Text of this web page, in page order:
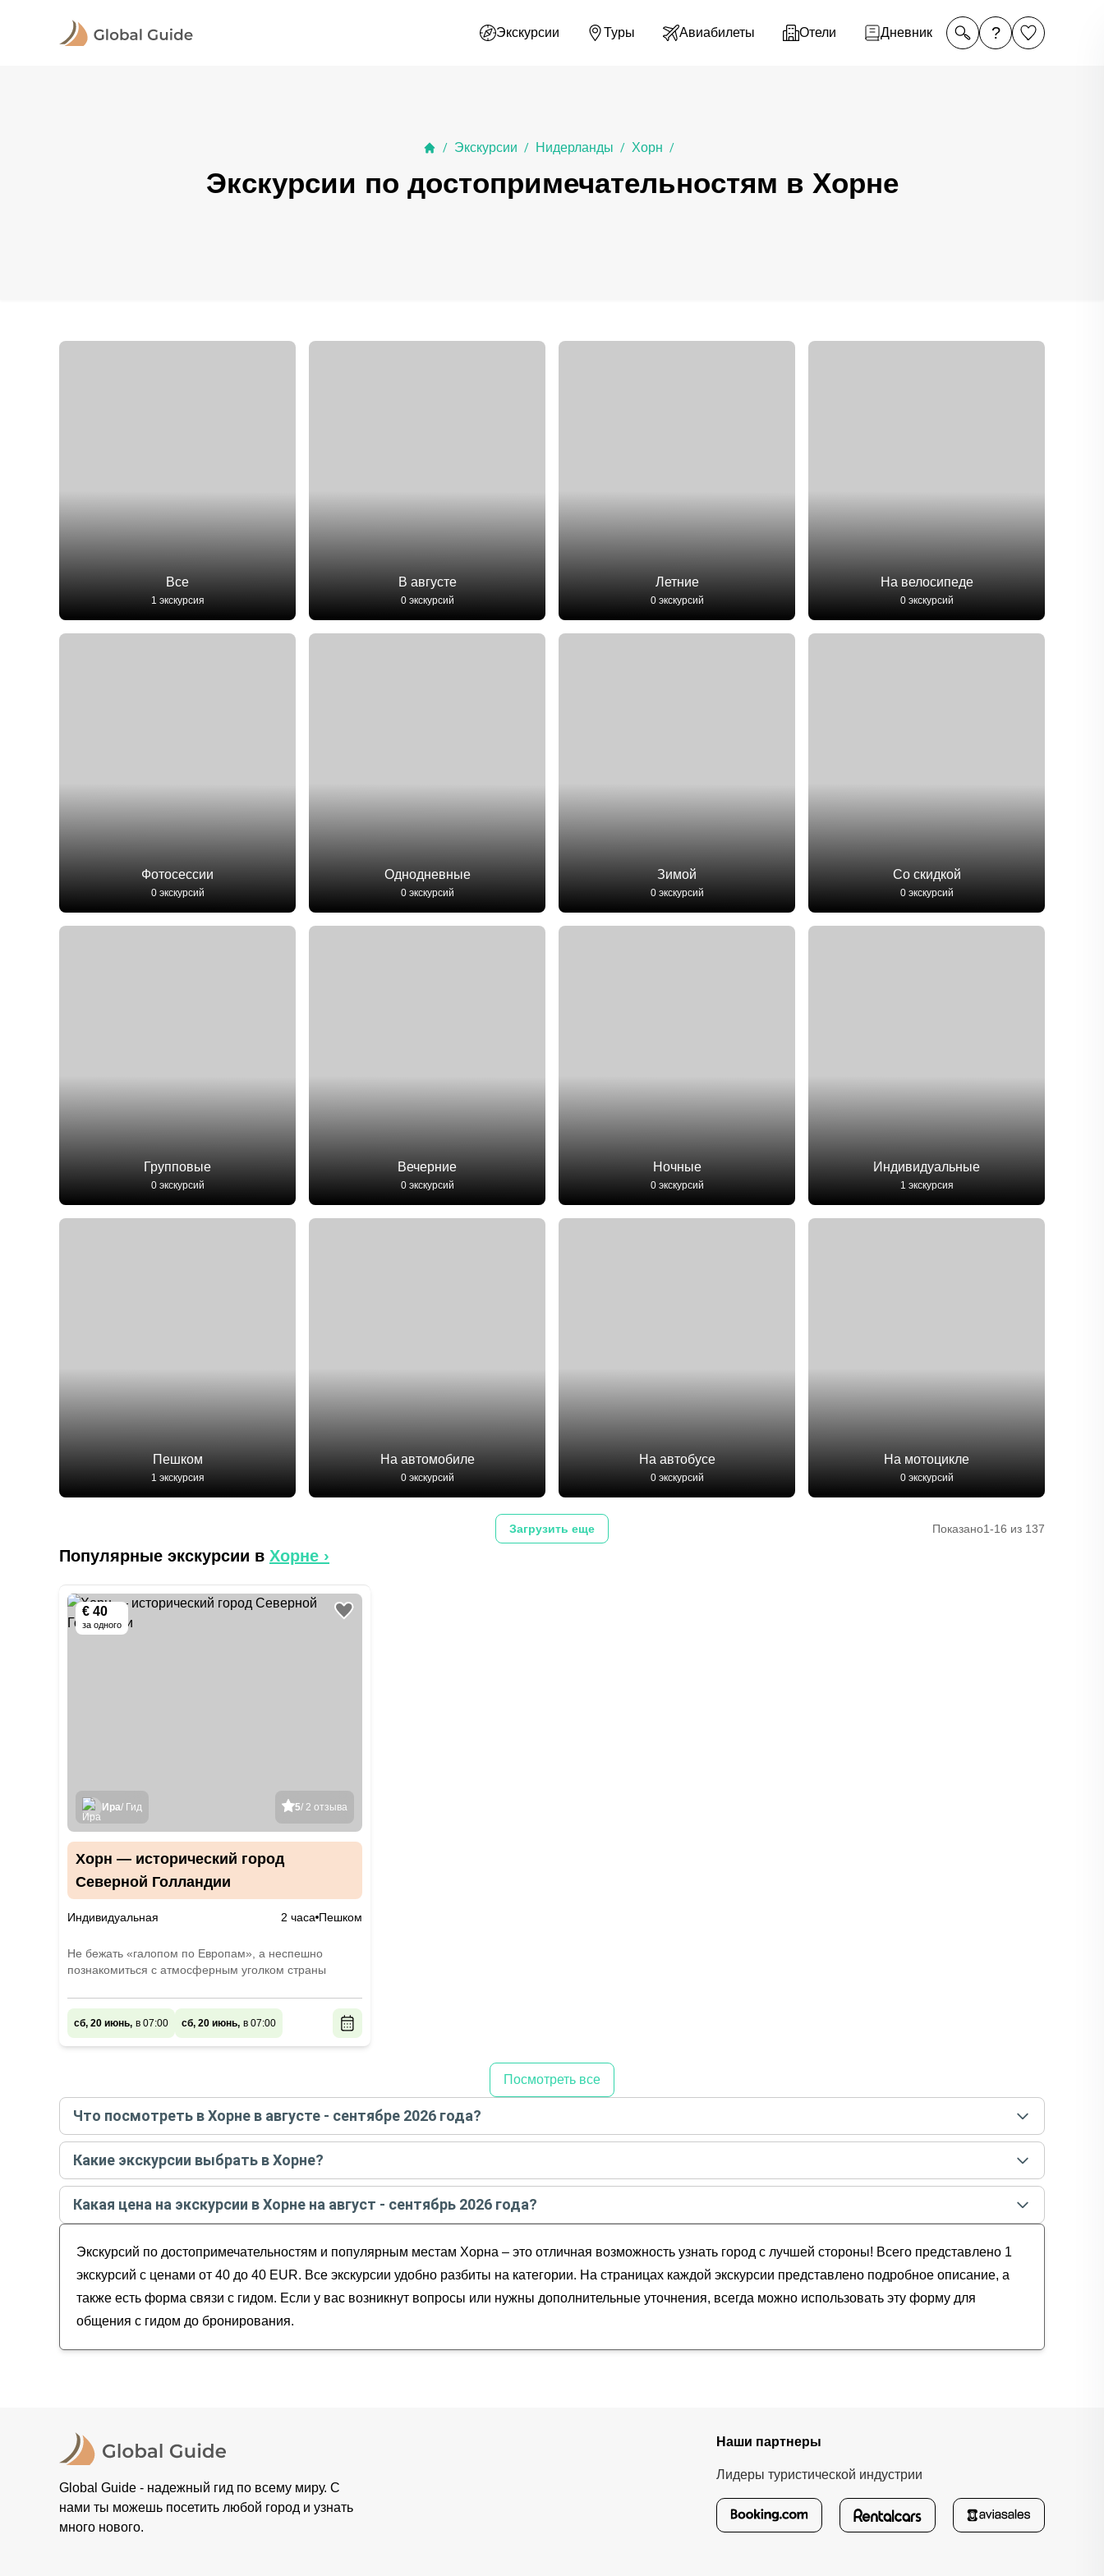
Экскурсии Туры Авиабилеты Отели Дневник ?
/ Экскурсии / Нидерланды / Хорн /
Экскурсии по достопримечательностям в Хорне
Все
1 экскурсия
В августе
0 экскурсий
Летние
0 экскурсий
На велосипеде
0 экскурсий
Фотосессии
0 экскурсий
Однодневные
0 экскурсий
Зимой
0 экскурсий
Со скидкой
0 экскурсий
Групповые
0 экскурсий
Вечерние
0 экскурсий
Ночные
0 экскурсий
Индивидуальные
1 экскурсия
Пешком
1 экскурсия
На автомобиле
0 экскурсий
На автобусе
0 экскурсий
На мотоцикле
0 экскурсий
Загрузить еще Показано1-16 из 137
Популярные экскурсии в Хорне ›
€ 40
за одного
5/ 2 отзыва
Ира/ Гид
Хорн — исторический город
Северной Голландии
Индивидуальная 2 часа Пешком
Не бежать «галопом по Европам», а неспешно
познакомиться с атмосферным уголком страны
сб, 20 июнь, в 07:00 сб, 20 июнь, в 07:00
Посмотреть все
Что посмотреть в Хорне в августе - сентябре 2026 года?
Самые популярные местав Хорнев августе - сентябре 2026года:
Все
В августе
Летние
На велосипеде
Фотосессии
Какие экскурсии выбрать в Хорне?
Самые популярные экскурсиив Хорнев августе - сентябре 2026года:
Хорн — исторический город Северной Голландии
Какая цена на экскурсии в Хорне на август - сентябрь 2026 года?
Экскурсий по достопримечательностям и популярным местам Хорна – это отличная возможность узнать город с лучшей стороны! Всего представлено 1
экскурсий с ценами от 40 до 40 EUR. Все экскурсии удобно разбиты на категории. На страницах каждой экскурсии представлено подробное описание, а
также есть форма связи с гидом. Если у вас возникнут вопросы или нужны дополнительные уточнения, всегда можно использовать эту форму для
общения с гидом до бронирования.
Global Guide - надежный гид по всему миру. С
нами ты можешь посетить любой город и узнать
много нового.
Наши партнеры
Лидеры туристической индустрии